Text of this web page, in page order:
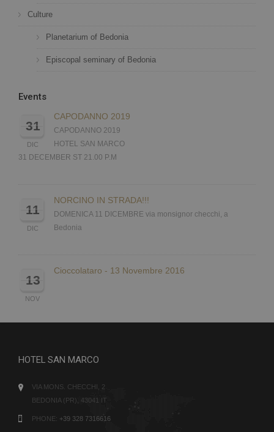
Culture
Planetarium of Bedonia
Episcopal seminary of Bedonia
Events
31
DIC
CAPODANNO 2019
CAPODANNO 2019
HOTEL SAN MARCO
31 DECEMBER ST 21.00 P.M
11
DIC
NORCINO IN STRADA!!!
DOMENICA 11 DICEMBRE via monsignor checchi, a
Bedonia
13
NOV
Cioccolataro - 13 Novembre 2016
HOTEL SAN MARCO
VIA MONS. CHECCHI, 2
BEDONIA (PR), 43041 IT
PHONE: +39 328 7316616